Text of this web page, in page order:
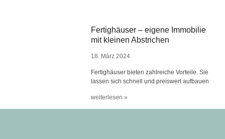
Fertighäuser – eigene Immobilie
mit kleinen Abstrichen
18. März 2024
Fertighäuser bieten zahlreiche Vorteile. Sie
lassen sich schnell und preiswert aufbauen
weiterlesen »